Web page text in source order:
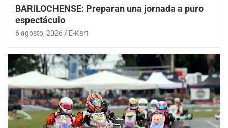
BARILOCHENSE: Preparan una jornada a puro
espectáculo
6 agosto, 2026 E-Kart